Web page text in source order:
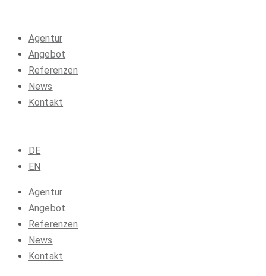
Agentur
Angebot
Referenzen
News
Kontakt
DE
EN
Agentur
Angebot
Referenzen
News
Kontakt